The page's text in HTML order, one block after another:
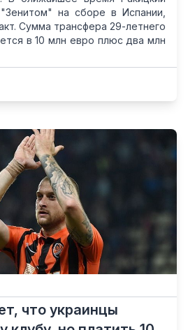
на сборе в Испании,
Сумма трансфера 29-летнего
в 10 млн евро плюс два млн
что украинцы